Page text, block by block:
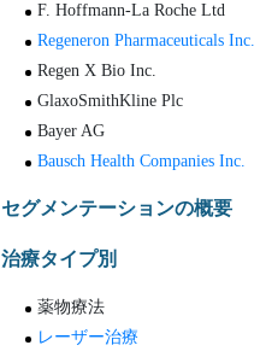
F. Hoffmann-La Roche Ltd
Regeneron Pharmaceuticals Inc.
Regen X Bio Inc.
GlaxoSmithKline Plc
Bayer AG
Bausch Health Companies Inc.
セグメンテーションの概要
治療タイプ別
薬物療法
レーザー治療